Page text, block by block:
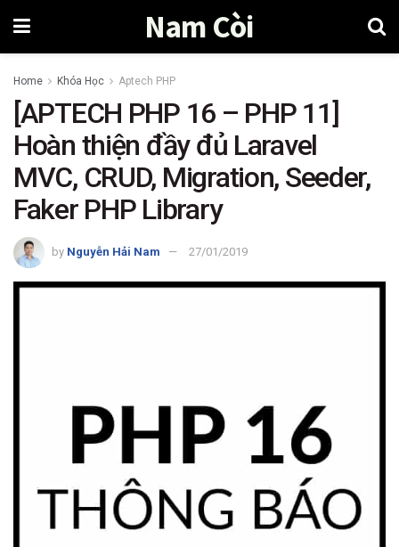
Nam Còi
Home Khóa Học Aptech PHP
[APTECH PHP 16 – PHP 11]
Hoàn thiện đầy đủ Laravel
MVC, CRUD, Migration, Seeder,
Faker PHP Library
by Nguyễn Hải Nam 27/01/2019